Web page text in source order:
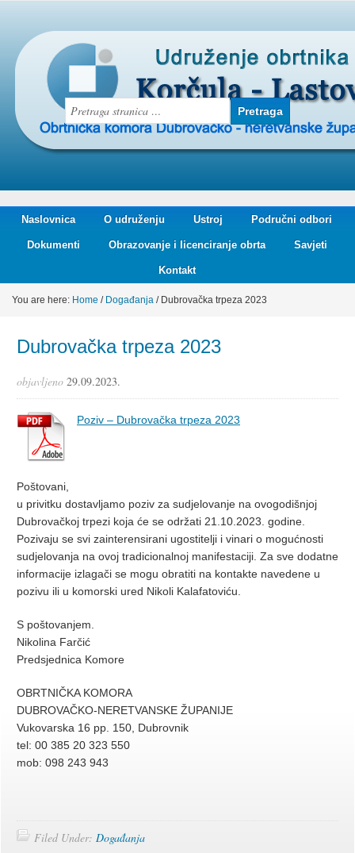
Naslovnica O udruženju Ustroj Područni odbori
Dokumenti Obrazovanje i licenciranje obrta Savjeti
Kontakt
You are here: Home / Događanja /Dubrovačka trpeza 2023
Dubrovačka trpeza 2023
objavljeno 29.09.2023.
Poziv – Dubrovačka trpeza 2023
Poštovani,
u privitku dostavljamo poziv za sudjelovanje na ovogodišnjoj
Dubrovačkoj trpezi koja će se održati 21.10.2023. godine.
Pozivaju se svi zainterensirani ugostitelji i vinari o mogućnosti
sudjelovanja na ovoj tradicionalnoj manifestaciji. Za sve dodatne
informacije izlagači se mogu obratiti na kontakte navedene u
pozivu ili u komorski ured Nikoli Kalafatoviću.
S poštovanjem.
Nikolina Farčić
Predsjednica Komore
OBRTNIČKA KOMORA
DUBROVAČKO-NERETVANSKE ŽUPANIJE
Vukovarska 16 pp. 150, Dubrovnik
tel: 00 385 20 323 550
mob: 098 243 943
Filed Under: Događanja